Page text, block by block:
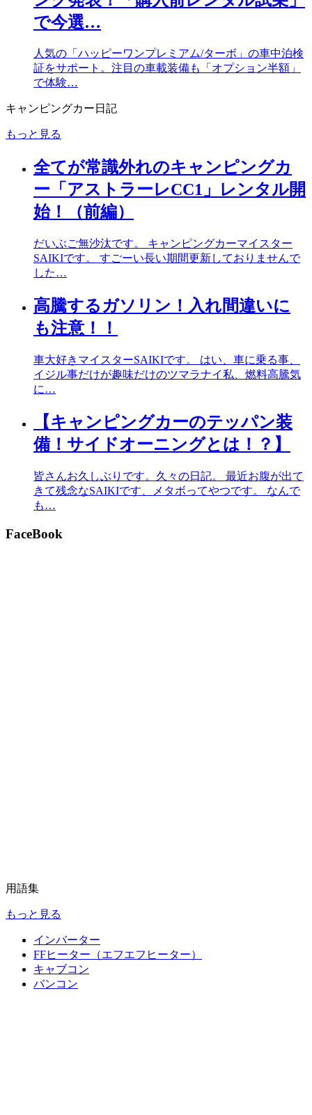
で今選…
人気の「ハッピーワンプレミアム/ターボ」の車中泊検
証をサポート。注目の車載装備も「オプション半額」
で体験…
キャンピングカー日記
もっと見る
全てが常識外れのキャンピングカ
ー「アストラーレCC1」レンタル開
始！（前編）
だいぶご無沙汰です。 キャンピングカーマイスター
SAIKIです。 すごーい長い期間更新しておりませんで
した…
高騰するガソリン！入れ間違いに
も注意！！
車大好きマイスターSAIKIです。 はい、車に乗る事、
イジル事だけが趣味だけのツマラナイ私、燃料高騰気
に…
【キャンピングカーのテッパン装
備！サイドオーニングとは！？】
皆さんお久しぶりです。久々の日記。 最近お腹が出て
きて残念なSAIKIです、メタボってやつです。 なんで
も…
FaceBook
用語集
もっと見る
インバーター
FFヒーター（エフエフヒーター）
キャブコン
バンコン